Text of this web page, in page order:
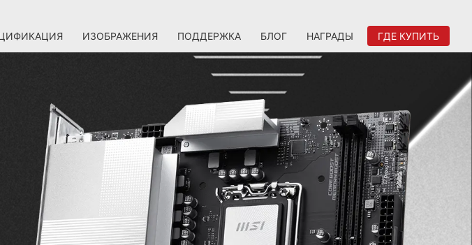
ИЗОБРАЖЕНИЯ ПОДДЕРЖКА БЛОГ НАГРАДЫ ГДЕ КУПИТЬ